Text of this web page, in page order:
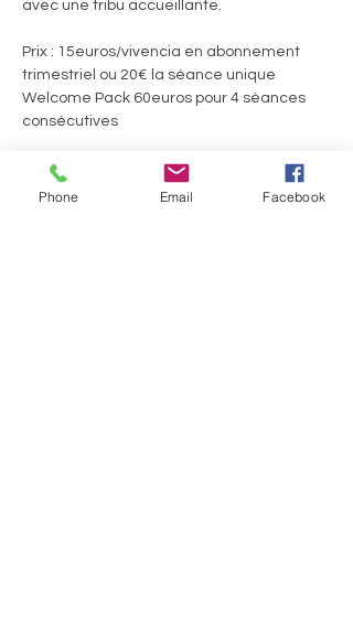
avec une tribu accueillante.
Prix : 15euros/vivencia en abonnement
trimestriel ou 20€ la séance unique
Welcome Pack 60euros pour 4 séances
consécutives
Ils.Elles témoignent :
En lire plus >
Phone Email Facebook